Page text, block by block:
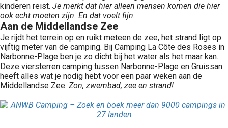
kinderen reist. Je merkt dat hier alleen mensen komen die hier
ook echt moeten zijn. En dat voelt fijn.
Aan de Middellandse Zee
Je rijdt het terrein op en ruikt meteen de zee, het strand ligt op
vijftig meter van de camping. Bij Camping La Côte des Roses in
Narbonne-Plage ben je zo dicht bij het water als het maar kan.
Deze viersterren camping tussen Narbonne-Plage en Gruissan
heeft alles wat je nodig hebt voor een paar weken aan de
Middellandse Zee. Zon, zwembad, zee en strand!